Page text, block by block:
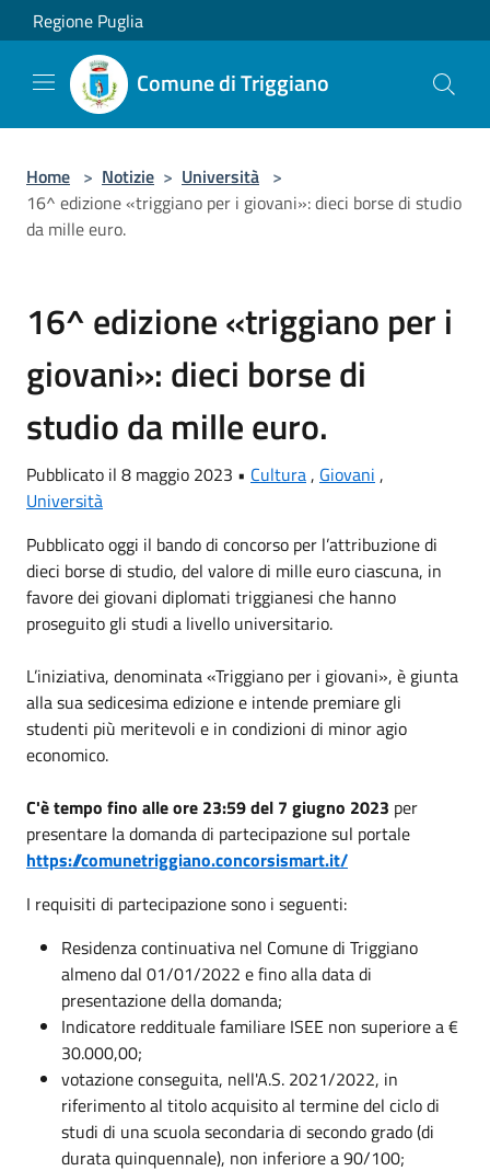
Salta al contenuto principale
Regione Puglia
Comune di Triggiano
Home > Notizie > Università >
16^ edizione «triggiano per i giovani»: dieci borse di studio
da mille euro.
16^ edizione «triggiano per i
giovani»: dieci borse di
studio da mille euro.
Pubblicato il 8 maggio 2023 • Cultura, Giovani ,
Università
Pubblicato oggi il bando di concorso per l’attribuzione di
dieci borse di studio, del valore di mille euro ciascuna, in
favore dei giovani diplomati triggianesi che hanno
proseguito gli studi a livello universitario.
L’iniziativa, denominata «Triggiano per i giovani», è giunta
alla sua sedicesima edizione e intende premiare gli
studenti più meritevoli e in condizioni di minor agio
economico.
C'è tempo fino alle ore 23:59 del 7 giugno 2023 per
presentare la domanda di partecipazione sul portale
https://comunetriggiano.concorsismart.it/
I requisiti di partecipazione sono i seguenti:
Residenza continuativa nel Comune di Triggiano
almeno dal 01/01/2022 e fino alla data di
presentazione della domanda;
Indicatore reddituale familiare ISEE non superiore a €
30.000,00;
votazione conseguita, nell'A.S. 2021/2022, in
riferimento al titolo acquisito al termine del ciclo di
studi di una scuola secondaria di secondo grado (di
durata quinquennale), non inferiore a 90/100;